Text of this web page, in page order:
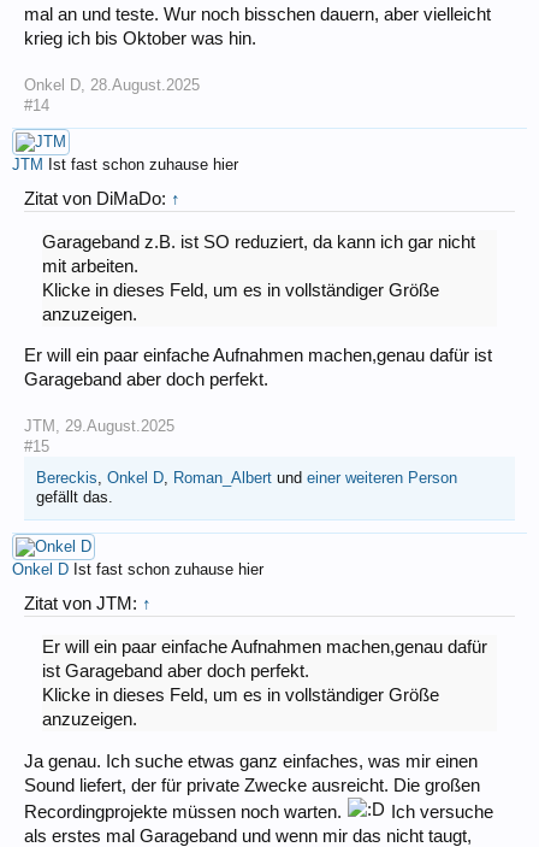
mal an und teste. Wur noch bisschen dauern, aber vielleicht
krieg ich bis Oktober was hin.
Onkel D 28.August.2025
#14
JTM Ist fast schon zuhause hier
Zitat von DiMaDo: ↑
Garageband z.B. ist SO reduziert, da kann ich gar nicht
mit arbeiten.
Klicke in dieses Feld, um es in vollständiger Größe
anzuzeigen.
Er will ein paar einfache Aufnahmen machen,genau dafür ist
Garageband aber doch perfekt.
JTM , 29.August.2025
#15
Bereckis, Onkel D, Roman_Albert und einer weiteren Person
gefällt das.
Onkel D Ist fast schon zuhause hier
Zitat von JTM: ↑
Er will ein paar einfache Aufnahmen machen,genau dafür
ist Garageband aber doch perfekt.
Klicke in dieses Feld, um es in vollständiger Größe
anzuzeigen.
Ja genau. Ich suche etwas ganz einfaches, was mir einen
Sound liefert, der für private Zwecke ausreicht. Die großen
Recordingprojekte müssen noch warten.
Ich versuche
als erstes mal Garageband und wenn mir das nicht taugt,